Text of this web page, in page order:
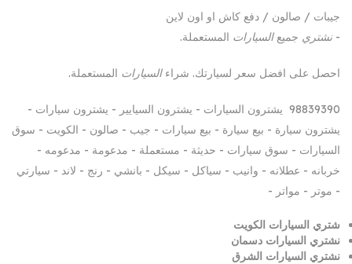
جيبات / صالون / دفع كاش او اون لاين
- نشتري جميعالسيارات المستعملة.
احصل على افضل سعر لسيارتك. شراءالسيارات المستعملة.
98839390 يشترون السيارات - يشترون السيايير - يشترون سيارات -
يشترون سيارة - بيع سيارة - بيع سيارات - جيب - صالون - الكويت - سوق
السيارات - سوق سيارات - حديثة - مستعملة - مدعومة - مدعومه -
خربانه - عطلانه - وانيب - سياكل - سيكل - بانشي - رنج - لاند - سيارتي
- موتر - مواتر -
شتري السيارات الكويت
نشتري السيارات دسمان
نشتري السيارات الشرق